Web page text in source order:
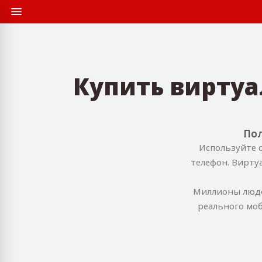
Купить
Используйте
телефон.
Миллионы
реального